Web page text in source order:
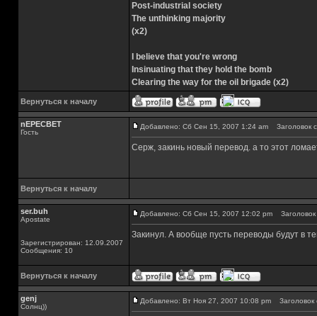
Post-industrial society
The unthinking majority
(x2)
I believe that you're wrong
Insinuating that they hold the bomb
Clearing the way for the oil brigade (x2)
Вернуться к началу
nEPECBET
Гость
Добавлено: Сб Сен 15, 2007 1:24 am Заголовок
Серж, закинь новый перевод. а то этот
Вернуться к началу
ser.buh
Apostate
Зарегистрирован: 12.09.2007
Сообщения: 10
Добавлено: Сб Сен 15, 2007 12:02 pm
Закинул. А вообще пусть переводы будут в
Вернуться к началу
genj
Солнц))
Добавлено: Вт Ноя 27, 2007 10:08 pm Заголовок